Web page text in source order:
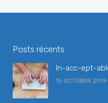
Posts récents
In-acc-ept-
15 OCTOBER 2019